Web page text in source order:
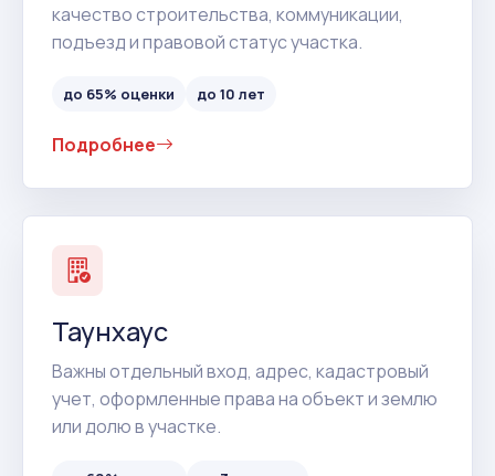
качество строительства, коммуникации,
подъезд и правовой статус участка.
до 65% оценки до 10 лет
Подробнее
Таунхаус
Важны отдельный вход, адрес, кадастровый
учет, оформленные права на объект и землю
или долю в участке.